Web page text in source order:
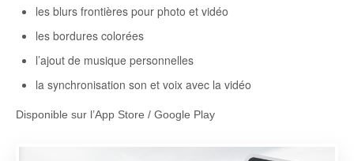
les blurs frontières pour photo et vidéo
les bordures colorées
l’ajout de musique personnelles
la synchronisation son et voix avec la vidéo
Disponible sur l’App Store / Google Play